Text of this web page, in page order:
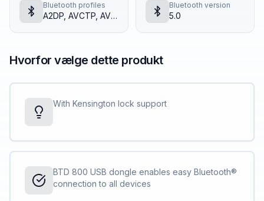
Bluetooth profiles
A2DP, AVCTP, AVDTP, AVRCP, DID, GAVDP, HFP, HSP
Bluetooth version
5.0
Hvorfor vælge dette produkt
With Kensington lock support
BTD 800 USB dongle enables easy Bluetooth®
connection to all devices